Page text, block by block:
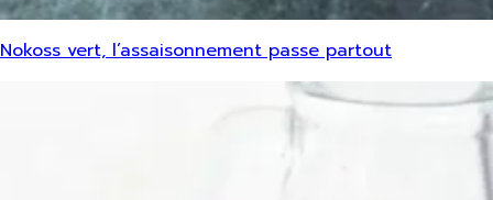
Nokoss vert, l’assaisonnement passe partout